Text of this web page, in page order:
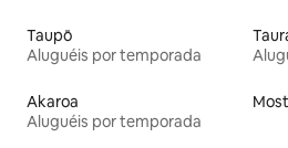
Taupō
Aluguéis por temporada
Akaroa
Aluguéis por temporada